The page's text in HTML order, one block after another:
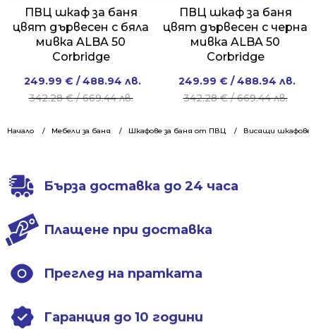
Начало Мебели за баня Шкафове за баня от ПВЦ Висящи шкафове
ПВЦ шкаф за баня
цвят дървесен с бяла
мивка ALBA 50
Corbridge
342.28€/ 669.44 лв.
Original
price
342.28 €
249.99 € / 488.94 лв.
Current
price
249.99 €
ПВЦ шкаф за баня
цвят дървесен с черна
мивка ALBA 50
Corbridge
342.28€/ 669.44 лв.
Original
price
342.28 €
249.99 € / 488.94 лв.
Current
price
249.99 €
Бърза доставка до 24 часа
Плащене при доставка
Преглед на пратката
Гаранция до 10 години